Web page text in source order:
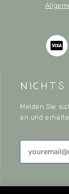
nichts
Melden Sie
an und